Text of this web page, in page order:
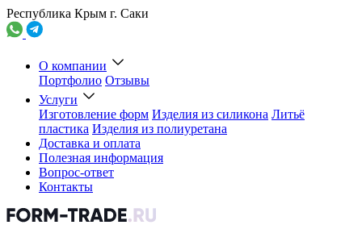
Республика Крым г. Саки
О компании
Портфолио Отзывы
Услуги
Изготовление форм Изделия из силикона Литьё
пластика Изделия из полиуретана
Доставка и оплата
Полезная информация
Вопрос-ответ
Контакты